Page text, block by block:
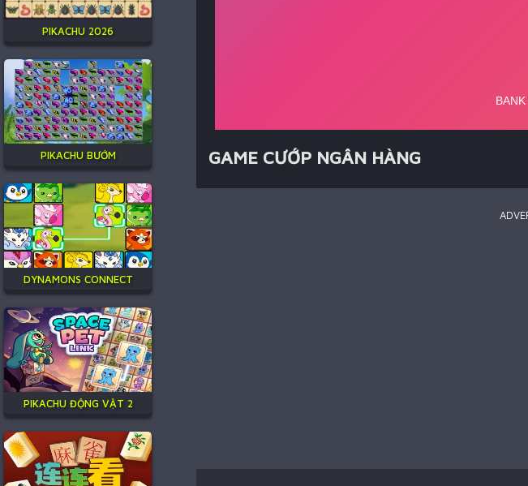
PIKACHU 2026
PIKACHU BƯỚM
DYNAMONS CONNECT
PIKACHU ĐỘNG VẬT 2
GAME CƯỚP NGÂN HÀNG